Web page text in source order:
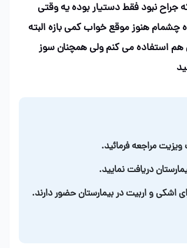
پیش پیش یکی که جراح نبود فقط دستیار بوده یه وقتی
کردم نمی دونستم عوارض داره الان بعد از ۵ ماه چشمام هنوز موقع خواب کمی بازه البته
استفاده می کنم ولی همچنان سوز
مراجعه فرمائید.
دریافت نمایید.
اشکی و اربیت در بیمارستان حضور دارند.